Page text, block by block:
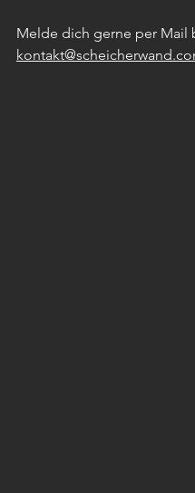
Melde dich gerne per Mail